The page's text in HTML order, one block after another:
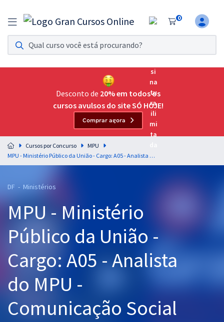
0
Assinatura Ilimitada 11
Acesso a todos os cursos. Teste grátis por 7 dias!
Assinatura OAB Até Passar
Acesso ilimitado a toda preparação para o Exame da
Residências Multiprofissionais
Preparação completa e intensiva para as principais
residências em saúde do Brasil
Cursos 20% OFF
Pós
Graduação
OAB
Desconto de 20% em todos os
cursos avulsos do site SÓ HOJE!
Comprar agora
Cursos por Concurso
MPU
MPU - Ministério Público da União - Cargo: A05 - Analista do MPU - Comunicação Social
DF - Ministérios
MPU - Ministério
Público da União -
Cargo: A05 - Analista
do MPU -
Comunicação Social